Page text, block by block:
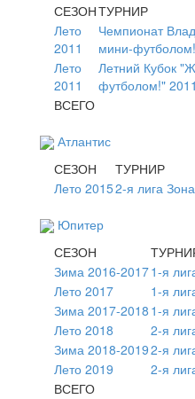
СЕЗОНТУРНИР
Лето
2011
Чемпионат
мини-
Лето
2011
Летний Кубок
футболом!" 2011
ВСЕГО
Атлантис
СЕЗОН
ТУРНИР
Лето 20152-я лига
Юпитер
СЕЗОН
Зима 2016-20171-я
Лето 2017
1-я
Зима 2017-2018 1-я
Лето 2018
2-я
Зима 2018-20192-я
Лето 2019
2-я
ВСЕГО